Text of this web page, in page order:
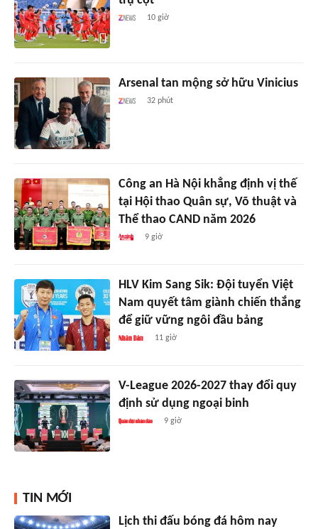
10 giờ
Arsenal tan mộng sở hữu Vinicius
32 phút
Công an Hà Nội khẳng định vị thế
tại Hội thao Quân sự, Võ thuật và
Thể thao CAND năm 2026
9 giờ
HLV Kim Sang Sik: Đội tuyển Việt
Nam quyết tâm giành chiến thắng
để giữ vững ngôi đầu bảng
11 giờ
V-League 2026-2027 thay đổi quy
định sử dụng ngoại binh
9 giờ
TIN MỚI
Lịch thi đấu bóng đá hôm nay